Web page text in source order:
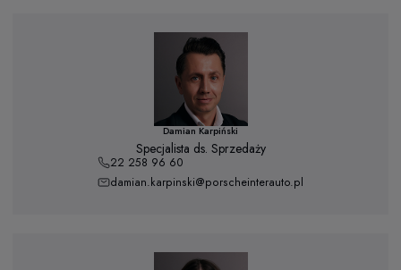
Damian Karpiński
Specjalista ds. Sprzedaży
22 258 96 60
damian.karpinski@porscheinterauto.pl